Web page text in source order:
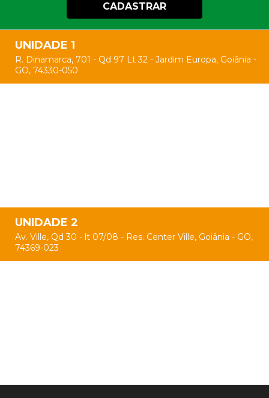
CADASTRAR
UNIDADE 1
R. Dinamarca, 701 - Qd 97 Lt 32 - Jardim Europa, Goiânia -
GO, 74330-050
UNIDADE 2
Av. Ville, Qd 30 - lt 07/08 - Res. Center Ville, Goiânia - GO,
74369-023